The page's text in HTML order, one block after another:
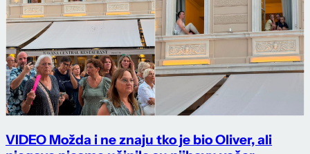
VIDEO Možda i ne znaju tko je bio Oliver, ali